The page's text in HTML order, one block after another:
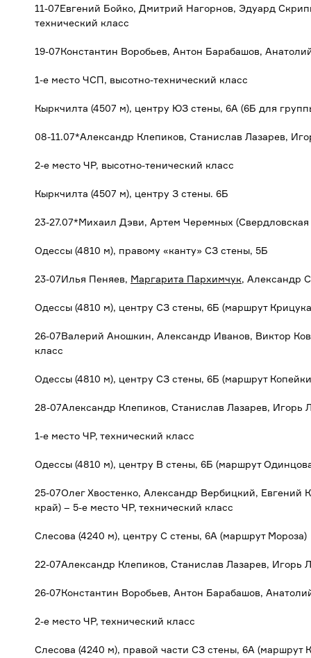
11-07Евгений Бойко, Дмитрий Нагорнов, Эдуард
технический класс
19-07Константин Воробьев, Антон Барабашов,
1-е место ЧСП, высотно-технический класс
Кыркчилта (4507 м), центру ЮЗ стены, 6А (6Б для
08-11.07*Александр Клепиков, Станислав Лазарев,
2-е место ЧР, высотно-тенический класс
Кыркчилта (4507 м), центру З стены. 6Б
23-27.07*Михаил Дэви, Артем Черемных (Свердловская
Одессы (4810 м), правому «канту» СЗ стены, 5Б
23-07Илья Пеняев, Маргарита Пархимчук, Александр
Одессы (4810 м), центру СЗ стены, 6Б (маршрут
26-07Валерий Аношкин, Александр Иванов, Виктор
класс
Одессы (4810 м), центру СЗ стены, 6Б (маршрут
28-07Александр Клепиков, Станислав Лазарев, Игорь
1-е место ЧР, технический класс
Одессы (4810 м), центру В стены, 6Б (маршрут
25-07Олег Хвостенко, Александр Вербицкий,
край) – 5-е место ЧР, технический класс
Слесова (4240 м), центру С стены, 6А (маршрут Мороза)
22-07Александр Клепиков, Станислав Лазарев, Игорь
26-07Константин Воробьев, Антон Барабашов,
2-е место ЧР, технический класс
Слесова (4240 м), правой части СЗ стены, 6А (маршрут